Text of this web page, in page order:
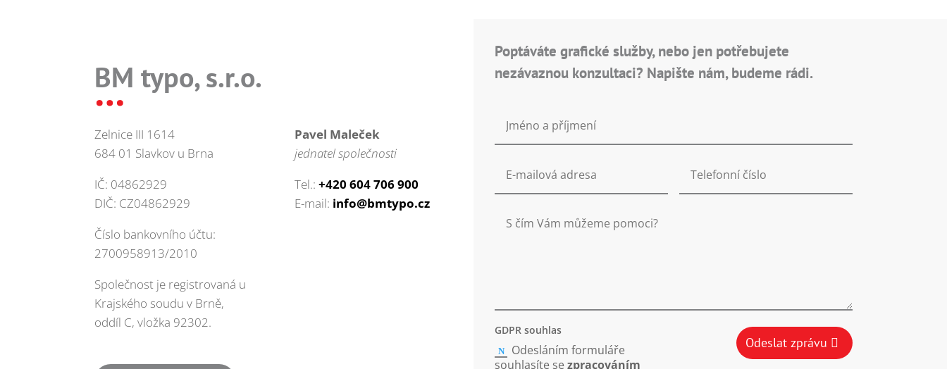
BM typo, s.r.o.
…
Zelnice III 1614
684 01 Slavkov u Brna
IČ: 04862929
DIČ: CZ04862929
Číslo bankovního účtu:
2700958913/2010
Společnost je registrovaná u
Krajského soudu v Brně,
oddíl C, vložka 92302.
Pavel Maleček
jednatel společnosti
Tel.: +420 604 706 900
E-mail: info@bmtypo.cz
Poptáváte grafické služby, nebo jen potřebujete
nezávaznou konzultaci? Napište nám, budeme rádi.
GDPR souhlas
Odesláním formuláře
souhlasíte se zpracováním
Odeslat zprávu